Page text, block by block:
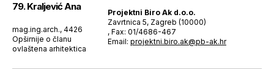
79. Kraljević Ana
mag.ing.arch., 4426
Opširnije o članu
ovlaštena arhitektica
Projektni Biro Ak d.o.o.
Zavrtnica 5, Zagreb (10000)
, Fax: 01/4686-467
Email: projektni.biro.ak@pb-ak.hr